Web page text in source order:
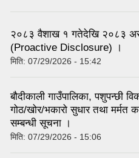
२०८३ वैशाख १ गतेदेखि २०८३
(Proactive Disclosure) ।
मिति: 07/29/2026 - 15:42
बौदीकाली गाउँपालिका, पशुपन्छी
गोठ/खोर/भकारो सुधार तथा मर्मत
सम्बन्धी सूचना ।
मिति: 07/29/2026 - 15:06